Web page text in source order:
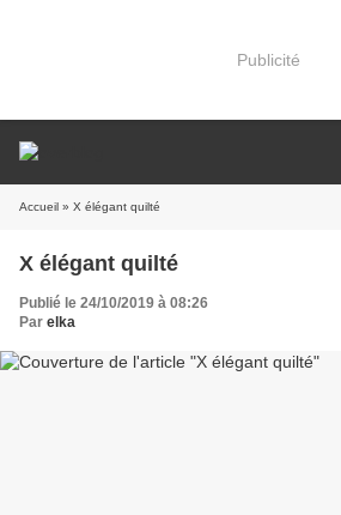
Publicité
Accueil » X élégant quilté
X élégant quilté
Publié le 24/10/2019 à 08:26
Par elka